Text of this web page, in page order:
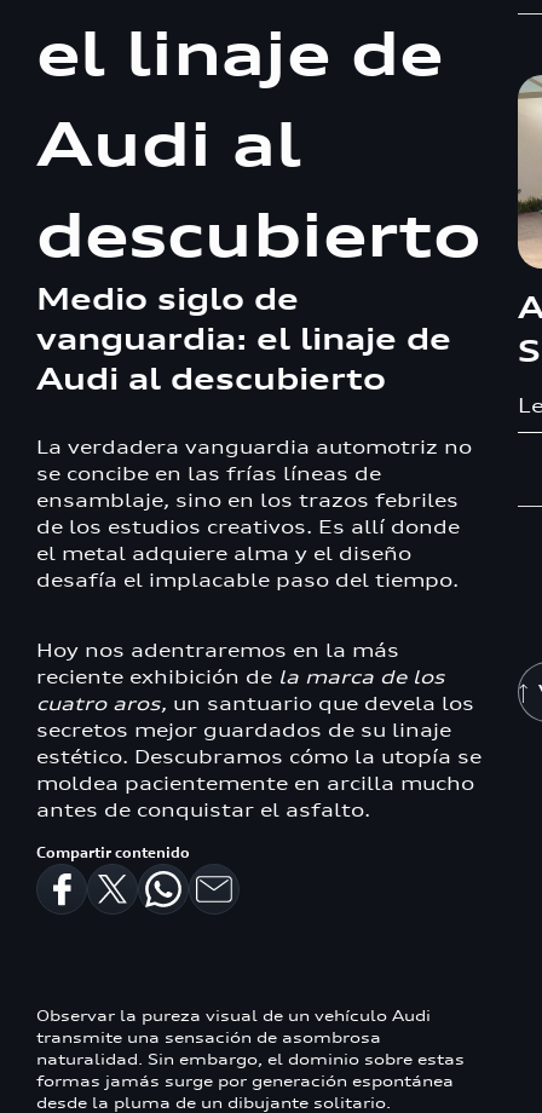
el linaje de
Audi al
descubierto
Medio siglo de
vanguardia: el linaje de
Audi al descubierto
La verdadera vanguardia automotriz no
se concibe en las frías líneas de
ensamblaje, sino en los trazos febriles
de los estudios creativos. Es allí donde
el metal adquiere alma y el diseño
desafía el implacable paso del tiempo.
Hoy nos adentraremos en la más
reciente exhibición de la marca de los
cuatro aros, un santuario que devela los
secretos mejor guardados de su linaje
estético. Descubramos cómo la utopía se
moldea pacientemente en arcilla mucho
antes de conquistar el asfalto.
Compartir contenido
Observar la pureza visual de un vehículo Audi
transmite una sensación de asombrosa
naturalidad. Sin embargo, el dominio sobre estas
formas jamás surge por generación espontánea
desde la pluma de un dibujante solitario.